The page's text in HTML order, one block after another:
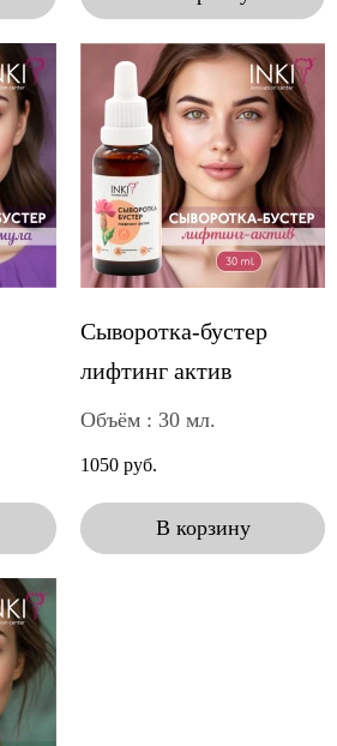
Сыворотка-бустер
лифтинг актив
Объём : 30 мл.
1050 руб.
В корзину